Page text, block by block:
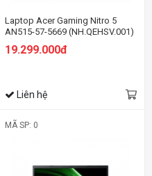
Laptop Acer Gaming Nitro 5
AN515-57-5669 (NH.QEHSV.001)
SSD/GTX1650 4G/15.6 inch FHD
19.299.000đ
Liên hệ
MÃ SP: 0